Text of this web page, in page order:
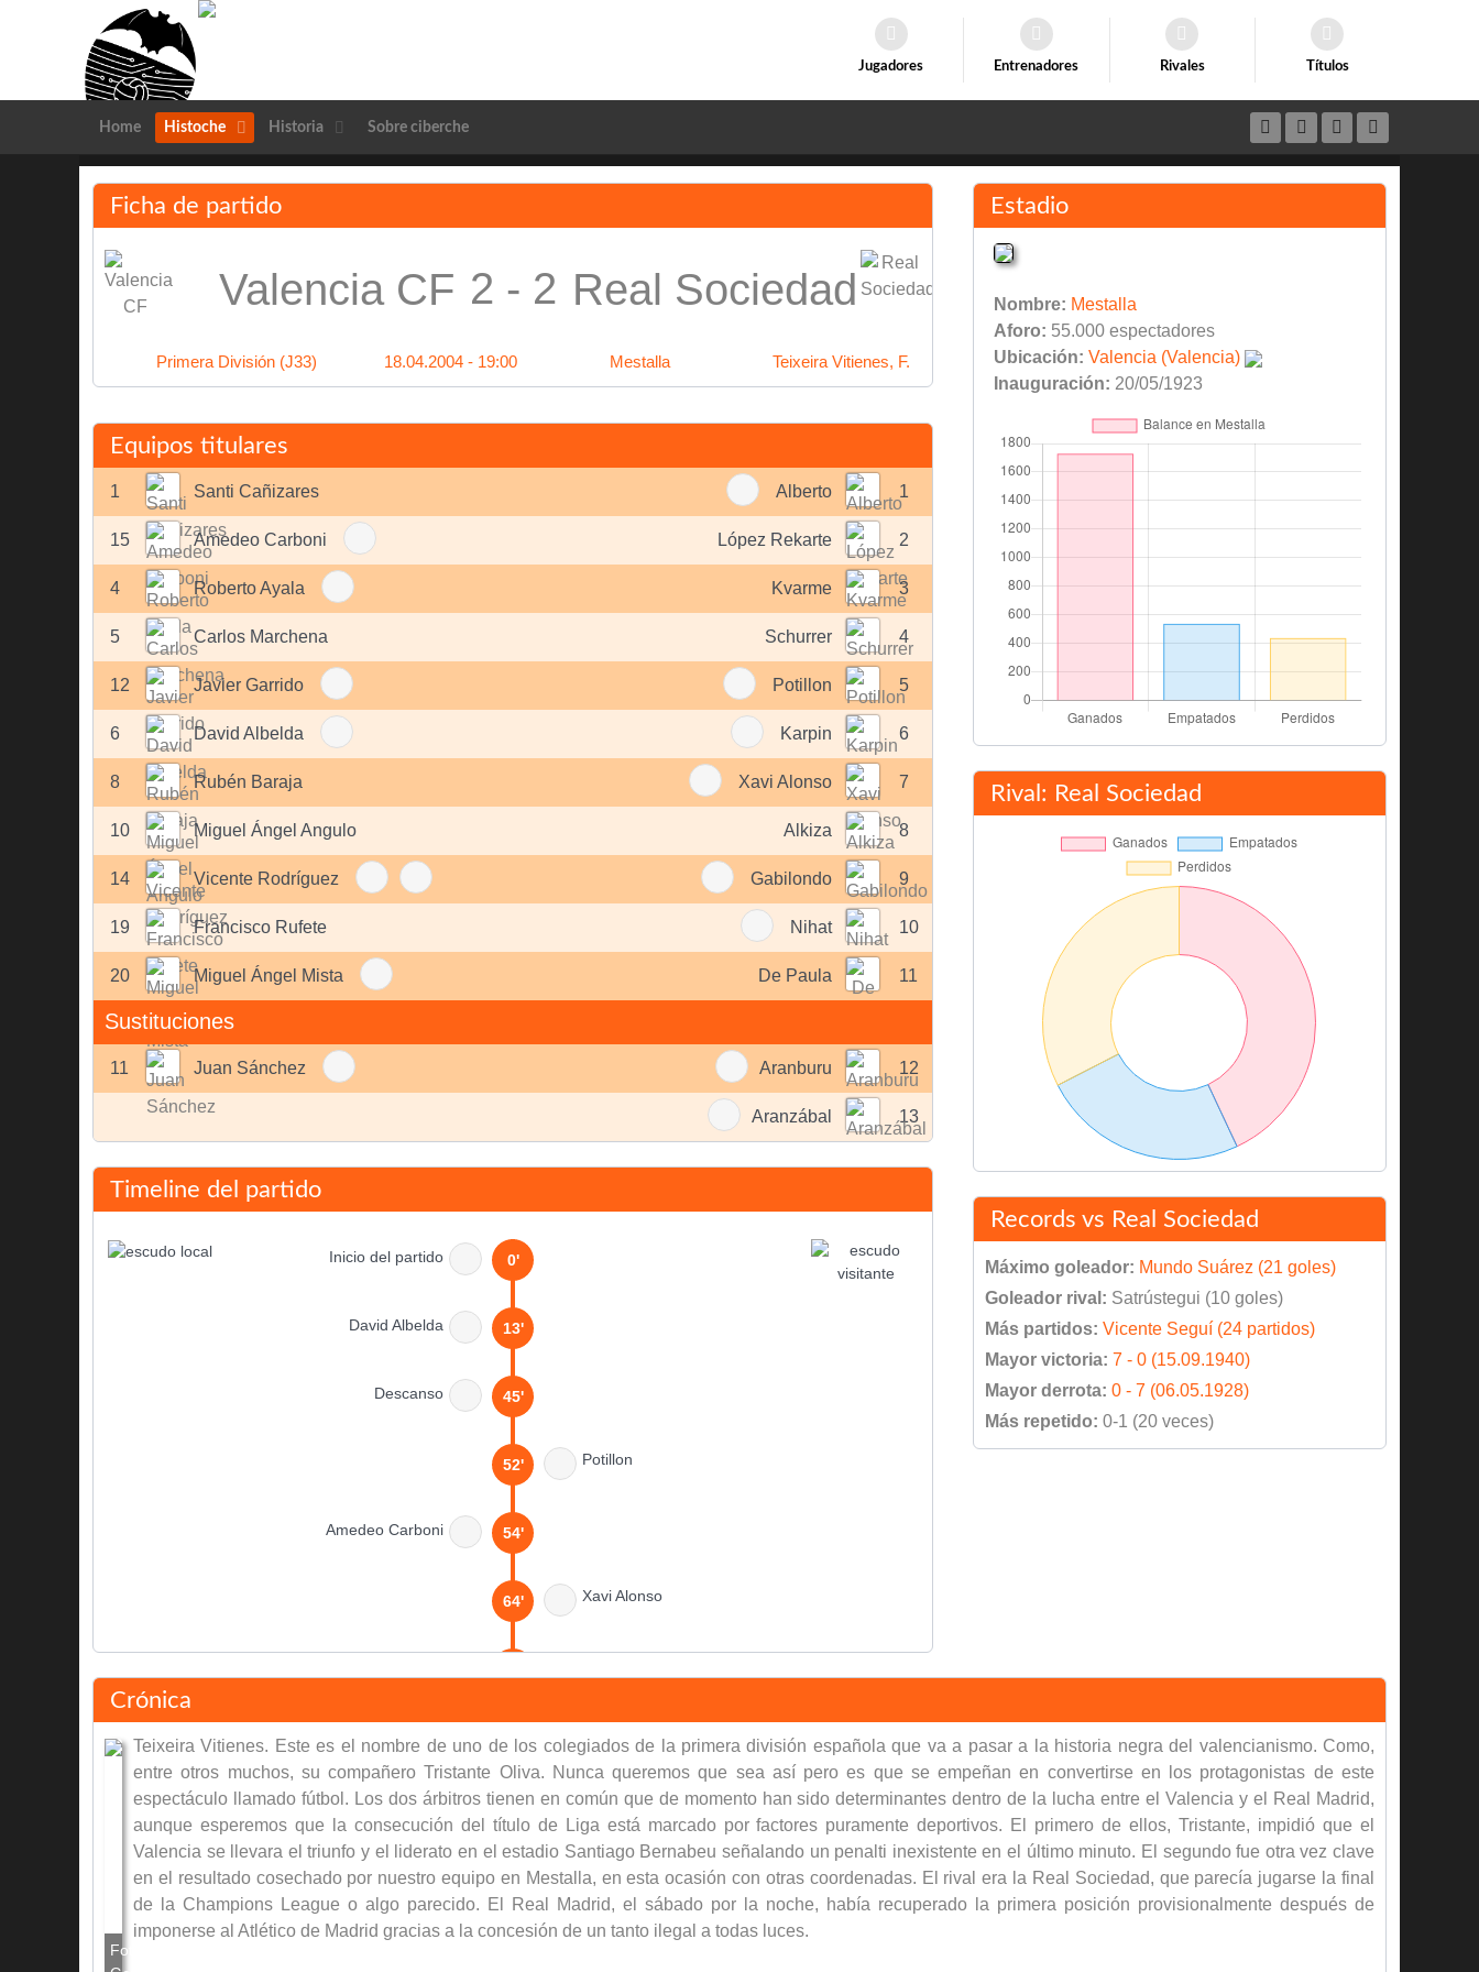
Jugadores Entrenadores Rivales Títulos
Home Histoche Historia Sobre ciberche
Ficha de partido
Valencia CF 2 - 2 Real Sociedad
Primera División (J33) 18.04.2004 - 19:00 Mestalla Teixeira Vitienes, F.
Equipos titulares
1 Santi Cañizares
15 Amedeo Carboni
4 Roberto Ayala
5 Carlos Marchena
12 Javier Garrido
6 David Albelda
8 Rubén Baraja
10 Miguel Ángel Angulo
14 Vicente Rodríguez
19 Francisco Rufete
20 Miguel Ángel Mista
Sustituciones
11 Juan Sánchez
1
Alberto
2
López Rekarte
3
Kvarme
4
Schurrer
5
Potillon
6
Karpin
7
Xavi Alonso
8
Alkiza
9
Gabilondo
10
Nihat
11
De Paula
12
Aranburu
13
Aranzábal
Timeline del partido
Inicio del partido 0'
David Albelda 13'
Descanso 45'
Potillon
52'
Amedeo Carboni 54'
Xavi Alonso
64'
Javier Garrido
Karpin (Pen.)
68'
Roberto Ayala 68'
Vicente Rodríguez
Asist: Miguel Ángel Angulo
71'
Estadio
Nombre: Mestalla
Aforo: 55.000 espectadores
Ubicación: Valencia (Valencia)
Inauguración: 20/05/1923
Rival: Real Sociedad
Records vs Real Sociedad
Máximo goleador: Mundo Suárez (21 goles)
Goleador rival: Satrústegui (10 goles)
Más partidos: Vicente Seguí (24 partidos)
Mayor victoria: 7 - 0 (15.09.1940)
Mayor derrota: 0 - 7 (06.05.1928)
Más repetido: 0-1 (20 veces)
Crónica
Teixeira Vitienes. Este es el nombre de uno de los colegiados de la primera división española que va a pasar a la historia negra del valencianismo. Como,
entre otros muchos, su compañero Tristante Oliva. Nunca queremos que sea así pero es que se empeñan en convertirse en los protagonistas de este
espectáculo llamado fútbol. Los dos árbitros tienen en común que de momento han sido determinantes dentro de la lucha entre el Valencia y el Real Madrid,
aunque esperemos que la consecución del título de Liga está marcado por factores puramente deportivos. El primero de ellos, Tristante, impidió que el
Valencia se llevara el triunfo y el liderato en el estadio Santiago Bernabeu señalando un penalti inexistente en el último minuto. El segundo fue otra vez clave
en el resultado cosechado por nuestro equipo en Mestalla, en esta ocasión con otras coordenadas. El rival era la Real Sociedad, que parecía jugarse la final
de la Champions League o algo parecido. El Real Madrid, el sábado por la noche, había recuperado la primera posición provisionalmente después de
imponerse al Atlético de Madrid gracias a la concesión de un tanto ilegal a todas luces.